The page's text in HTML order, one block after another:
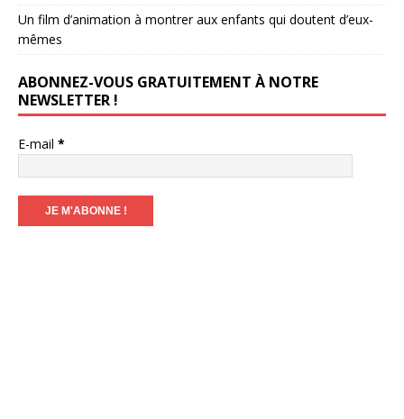
Un film d’animation à montrer aux enfants qui doutent d’eux-
mêmes
ABONNEZ-VOUS GRATUITEMENT À NOTRE
NEWSLETTER !
E-mail *